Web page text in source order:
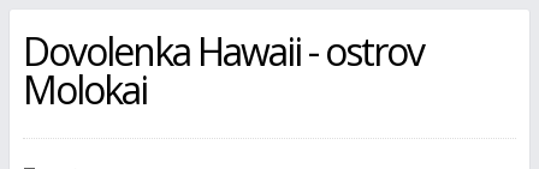
Dovolenka Hawaii - ostrov
Molokai